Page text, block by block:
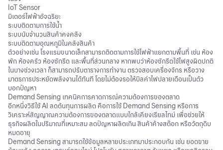
IoT Sensor
มิเตอร์ไฟฟ้าอัจฉริยะ
ระบบติดตามการใช้น้ำ
ระบบนับจำนวนสินค้าคงคลัง
ระบบติดตามอุณหภูมิในคลังสินค้า
ตัวอย่างเช่น โรงแรมขนาดเล็กสามารถติดตามการใช้ไฟฟ้าแยกตามพื้นที่ เช่น ห้อง
พัก ห้องครัว ห้องซักรีด และพื้นที่ส่วนกลาง หากพบว่าห้องซักรีดใช้ไฟสูงผิดปกติ
ในบางช่วงเวลา ก็สามารถปรับตารางการทำงาน ตรวจสอบเครื่องจักร หรือวาง
มาตรการประหยัดพลังงานได้ทันที โดยไม่ต้องรอให้บิลค่าไฟปลายเดือนเป็นตัว
บอกปัญหา
Demand Sensing เทคนิคการคาดการณ์ความต้องการของตลาด
อีกหนึ่งวิธีใช้ AI ลดต้นทุนการผลิต คือการใช้ Demand Sensing หรือการ
วิเคราะห์สัญญาณความต้องการของตลาดแบบใกล้เคียงเรียลไทม์ เพื่อช่วยให้
ธุรกิจผลิตในปริมาณที่เหมาะสม ลดปัญหาผลิตเกิน สินค้าค้างสต๊อก หรือวัตถุดิบ
หมดอายุ
Demand Sensing สามารถใช้ข้อมูลหลายประเภทมาประกอบกัน เช่น ยอดขาย